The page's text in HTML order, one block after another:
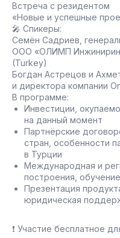
Встреча с резидентом
«Новые и успешные
🎤 Спикеры:
Семён Садриев,
ООО «ОЛИМП
(Turkey)
Богдан Астрецов и
и директора компании
В программе:
Инвестиции,
на данный момент
Партнёрские
стран, особенности
в Турции
Международная и
построения, обучение
Презентация
юридическая
❗ Участие бесплатное